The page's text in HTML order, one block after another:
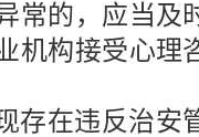
常的，应当
机构接受心
存在违反治